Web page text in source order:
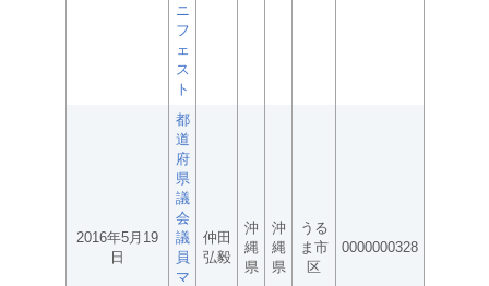
ニ
フ
ェ
ス
ト
2016年5月19
日
都
道
府
県
議
会
議
員
マ
仲田
弘毅
沖
縄
県
沖
縄
県
うる
ま市
区
0000000328